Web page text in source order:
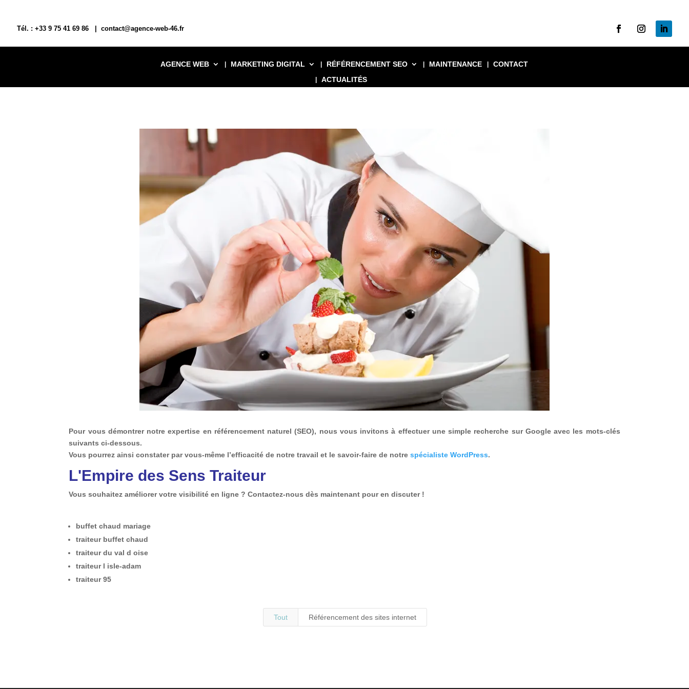
Tél. : +33 9 75 41 69 86 | contact@agence-web-46.fr
AGENCE WEB MARKETING DIGITAL RÉFÉRENCEMENT SEO MAINTENANCE
CONTACT
ACTUALITÉS
Pour vous démontrer notre expertise en référencement naturel (SEO), nous vous invitons à effectuer une simple recherche sur Google avec les mots-clés
suivants ci-dessous.
Vous pourrez ainsi constater par vous-même l’efficacité de notre travail et le savoir-faire de notrespécialiste WordPress.
L'Empire des Sens Traiteur
Vous souhaitez améliorer votre visibilité en ligne ? Contactez-nous dès maintenant pour en discuter !
buffet chaud mariage
traiteur buffet chaud
traiteur du val d oise
traiteur l isle-adam
traiteur 95
Tout Référencement des sites internet